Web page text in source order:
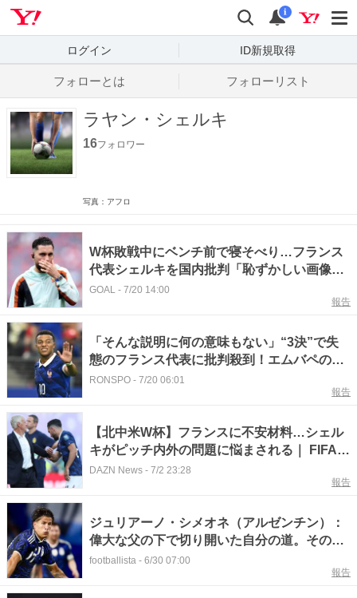
検索
通知
i
ログイン ID新規取得
フォローとは フォローリスト
ラヤン・シェルキ
16フォロワー
写真：アフロ
W杯敗戦中にベンチ前で寝そべり…フランス
代表シェルキを国内批判「恥ずかしい画像が
いくつかある」
GOAL - 7/20 14:00
報告
「そんな説明に何の意味もない」“3決”で失
態のフランス代表に批判殺到！エムバペの
「人間だった」発言にも反発の声…デシャン
監督に“反抗”し懲罰交代のシェルキに「酷か
RONSPO - 7/20 06:01
報告
【北中米W杯】フランスに不安材料…シェル
キがピッチ内外の問題に悩まされる｜ FIFAワ
ールドカップ2026
DAZN News - 7/2 23:28
報告
ジュリアーノ・シメオネ（アルゼンチン）：
偉大な父の下で切り開いた自分の道。その苗
字は今「重荷ではなく大きな誇り」
footballista - 6/30 07:00
報告